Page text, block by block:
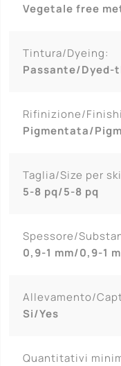
Vegetale free
Tintura/Dyeing:
Passante/Dyed-
Rifinizione/
Pigmentata/
Taglia/Size per
5-8 pq/5-8 pq
Spessore/
0,9-1 mm/0,9-1
Allevamento/
Si/Yes
Quantitativi